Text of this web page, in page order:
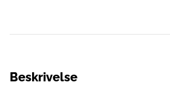
Beskrivelse